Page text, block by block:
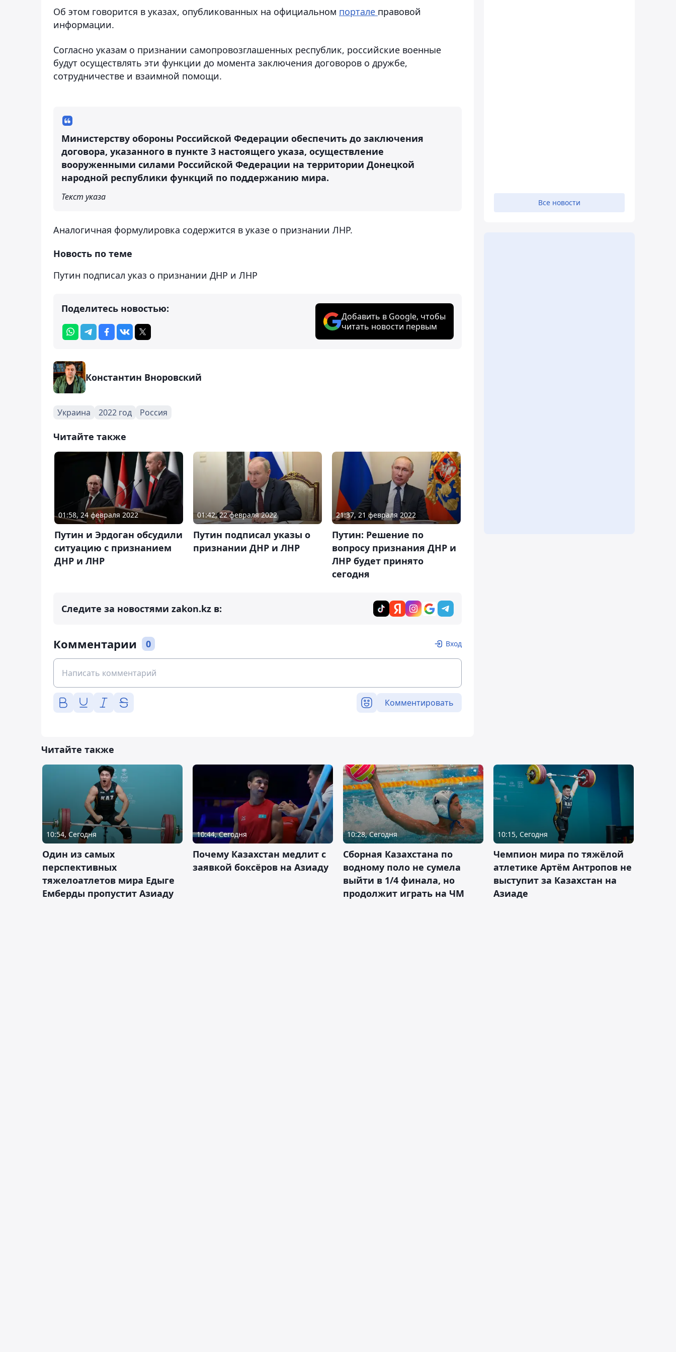
Об этом говорится в указах, опубликованных на официальном портале правовой
информации.
Согласно указам о признании самопровозглашенных республик, российские военные
будут осуществлять эти функции до момента заключения договоров о дружбе,
сотрудничестве и взаимной помощи.
Министерству обороны Российской Федерации обеспечить до заключения
договора, указанного в пункте 3 настоящего указа, осуществление
вооруженными силами Российской Федерации на территории Донецкой
народной республики функций по поддержанию мира.
Текст указа
Аналогичная формулировка содержится в указе о признании ЛНР.
Новость по теме
Путин подписал указ о признании ДНР и ЛНР
Поделитесь новостью:
Добавить в Google, чтобы
читать новости первым
Константин Вноровский
Украина 2022 год Россия
Читайте также
01:58, 24 февраля 2022
Путин и Эрдоган обсудили
ситуацию с признанием
ДНР и ЛНР
01:42, 22 февраля 2022
Путин подписал указы о
признании ДНР и ЛНР
21:37, 21 февраля 2022
Путин: Решение по
вопросу признания ДНР и
ЛНР будет принято
сегодня
Следите за новостями zakon.kz в:
Комментарии 0 Вход
Комментировать
Все новости
Читайте также
10:54, Сегодня
Один из самых
перспективных
тяжелоатлетов мира Едыге
Емберды пропустит Азиаду
10:44, Сегодня
Почему Казахстан медлит с
заявкой боксёров на Азиаду
10:28, Сегодня
Сборная Казахстана по
водному поло не сумела
выйти в 1/4 финала, но
продолжит играть на ЧМ
10:15, Сегодня
Чемпион мира по тяжёлой
атлетике Артём Антропов не
выступит за Казахстан на
Азиаде